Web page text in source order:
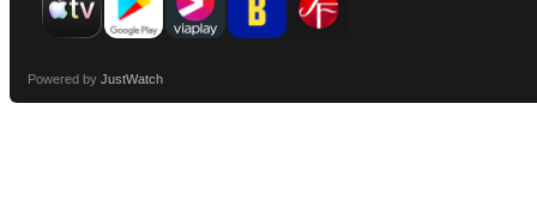
Powered by JustWatch